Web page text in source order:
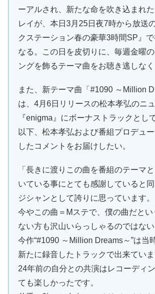
ーアルされ、新たな命を吹き込まれ
レイが、本日3月25日夜7時から放送
クステーション春の豪華3時間SP』
なる。この日を皮切りに、毎週金曜
ングを飾るテーマ曲をお聴き逃しなく
また、新テーマ曲「#1090 ～Million
は、4月6日リリースの松本孝弘のニ
『enigma』にボーナストラックとし
以下、松本孝弘および番組プロデュ
したコメントをお届けしたい。
「長きに渡りこの曲を番組のテーマ
いている事にとても感謝していると
ジシャンとして誇りに思っています。
今やこの曲＝Mステで、僕の曲だと
ない方も沢山いらっしゃるのではない
今作“#1090 ～Million Dreams～”は当
新たに録音したトラックで出来ていま
24年前の自分との共演はレコーディ
ても楽しかったです。